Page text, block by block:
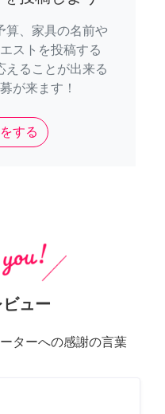
算、家具の名前や
ストを投稿する
えることが出来る
が来ます！
する
ュー
ターへの感謝の言葉